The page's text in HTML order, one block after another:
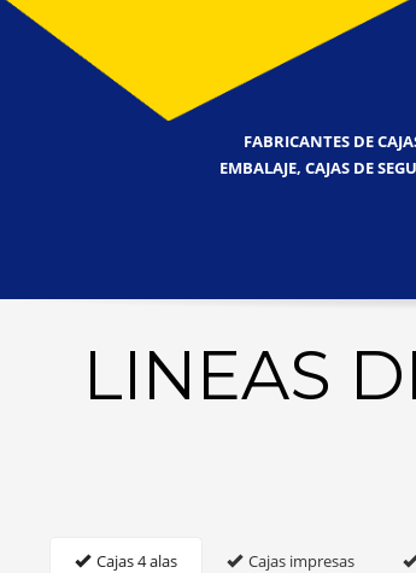
FABRICANTES DE
EMBALAJE, CAJAS DE
LINEAS
Cajas 4 alas Cajas impresas